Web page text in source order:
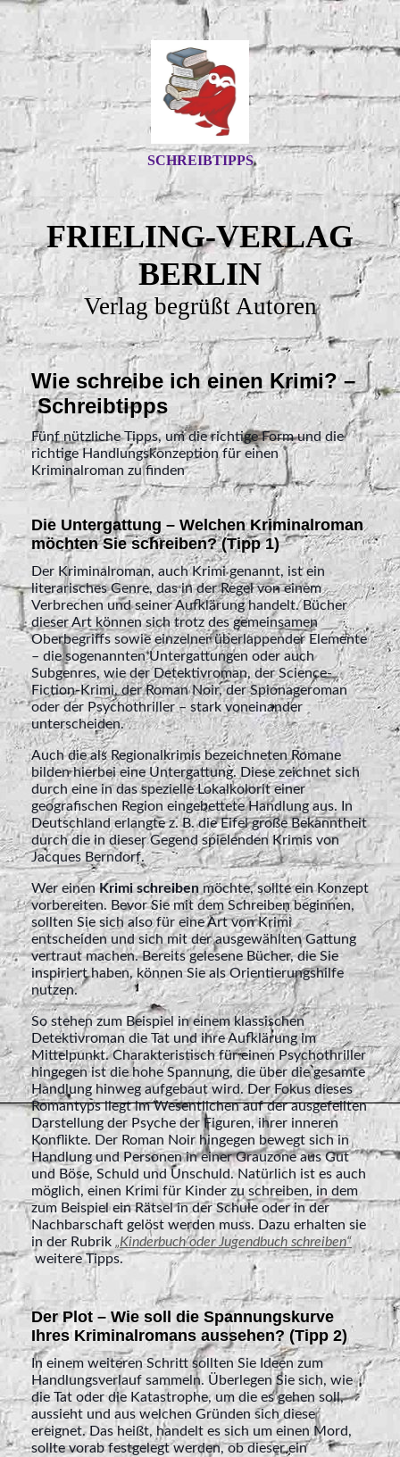
SCHREIBTIPPS
FRIELING-VERLAG
BERLIN
Verlag begrüßt Autoren
Wie schreibe ich einen Krimi? –
Schreibtipps
Fünf nützliche Tipps, um die richtige Form und die
richtige Handlungskonzeption für einen
Kriminalroman zu finden
Die Untergattung – Welchen Kriminalroman
möchten Sie schreiben? (Tipp 1)
Der Kriminalroman, auch Krimi genannt, ist ein
literarisches Genre, das in der Regel von einem
Verbrechen und seiner Aufklärung handelt. Bücher
dieser Art können sich trotz des gemeinsamen
Oberbegriffs sowie einzelner überlappender Elemente
– die sogenannten Untergattungen oder auch
Subgenres, wie der Detektivroman, der Science-
Fiction-Krimi, der Roman Noir, der Spionageroman
oder der Psychothriller – stark voneinander
unterscheiden.
Auch die als Regionalkrimis bezeichneten Romane
bilden hierbei eine Untergattung. Diese zeichnet sich
durch eine in das spezielle Lokalkolorit einer
geografischen Region eingebettete Handlung aus. In
Deutschland erlangte z. B. die Eifel große Bekanntheit
durch die in dieser Gegend spielenden Krimis von
Jacques Berndorf.
Wer einenKrimi schreiben möchte, sollte ein Konzept
vorbereiten. Bevor Sie mit dem Schreiben beginnen,
sollten Sie sich also für eine Art von Krimi
entscheiden und sich mit der ausgewählten Gattung
vertraut machen. Bereits gelesene Bücher, die Sie
inspiriert haben, können Sie als Orientierungshilfe
nutzen.
So stehen zum Beispiel in einem klassischen
Detektivroman die Tat und ihre Aufklärung im
Mittelpunkt. Charakteristisch für einen Psychothriller
hingegen ist die hohe Spannung, die über die gesamte
Handlung hinweg aufgebaut wird. Der Fokus dieses
Romantyps liegt im Wesentlichen auf der ausgefeilten
Darstellung der Psyche der Figuren, ihrer inneren
Konflikte. Der Roman Noir hingegen bewegt sich in
Handlung und Personen in einer Grauzone aus Gut
und Böse, Schuld und Unschuld. Natürlich ist es auch
möglich, einen Krimi für Kinder zu schreiben, in dem
zum Beispiel ein Rätsel in der Schule oder in der
Nachbarschaft gelöst werden muss. Dazu erhalten sie
in der Rubrik „Kinderbuch oder Jugendbuch schreiben“
weitere Tipps.
Der Plot – Wie soll die Spannungskurve
Ihres Kriminalromans aussehen? (Tipp 2)
In einem weiteren Schritt sollten Sie Ideen zum
Handlungsverlauf sammeln. Überlegen Sie sich, wie
die Tat oder die Katastrophe, um die es gehen soll,
aussieht und aus welchen Gründen sich diese
ereignet. Das heißt, handelt es sich um einen Mord,
sollte vorab festgelegt werden, ob dieser ein